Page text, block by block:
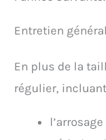
Entretien
En plus de la
régulier,